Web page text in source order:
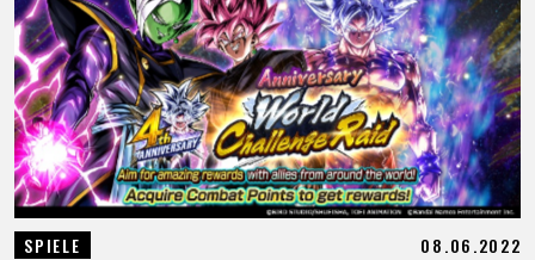
SPIELE 08.06.2022